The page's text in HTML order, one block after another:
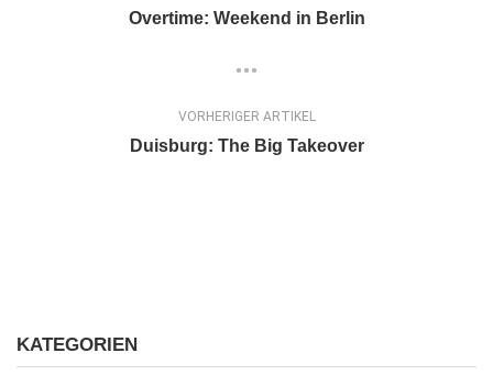
Overtime: Weekend in Berlin
VORHERIGER ARTIKEL
Duisburg: The Big Takeover
KATEGORIEN